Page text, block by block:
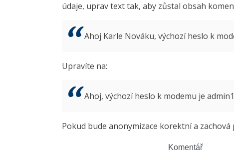
údaje, uprav text tak, aby zůstal obsah
Ahoj Karle Nováku, výchozí heslo k
Upravíte na:
Ahoj, výchozí heslo k modemu je
Pokud bude anonymizace korektní a
Komentář